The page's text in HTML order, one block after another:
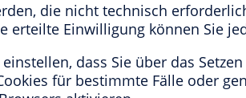
die nicht technisch
erteilte Einwilligung können Sie
dass Sie über das
für bestimmte Fälle oder